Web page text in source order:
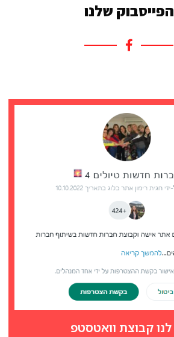
הפייסבוק שלנו
קבוצת וואטסטפ